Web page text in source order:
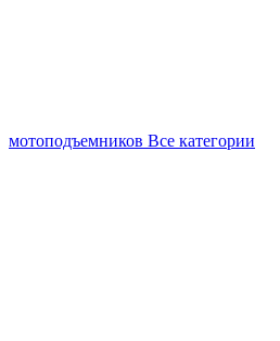
мотоподъемников Все категории